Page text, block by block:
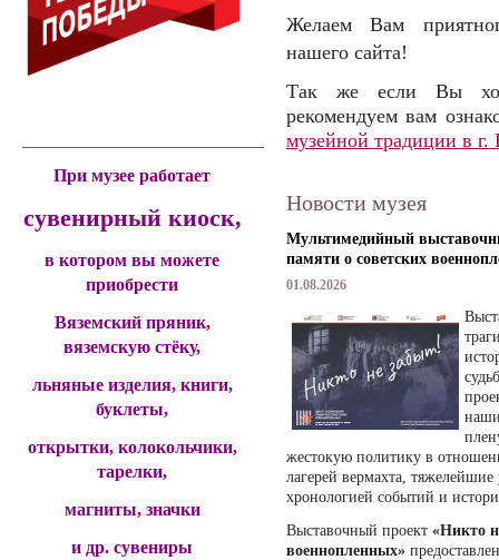
Желаем Вам
нашего сайта!
Так же если Вы
рекомендуем вам
музейной традиции в г.
Новости музея
Мультимедийный
памяти о советских
01.08.2026
жестокую политику в
лагерей вермахта,
хронологией событий и
Выставочный проект «Никто
военнопленных»
____________________________________________
При музее работает
сувенирный киоск,
в котором вы можете
приобрести
Вяземский пряник,
вяземскую стёку,
льняные изделия, книги,
буклеты,
открытки, колокольчики,
тарелки,
магниты, значки
и др. сувениры